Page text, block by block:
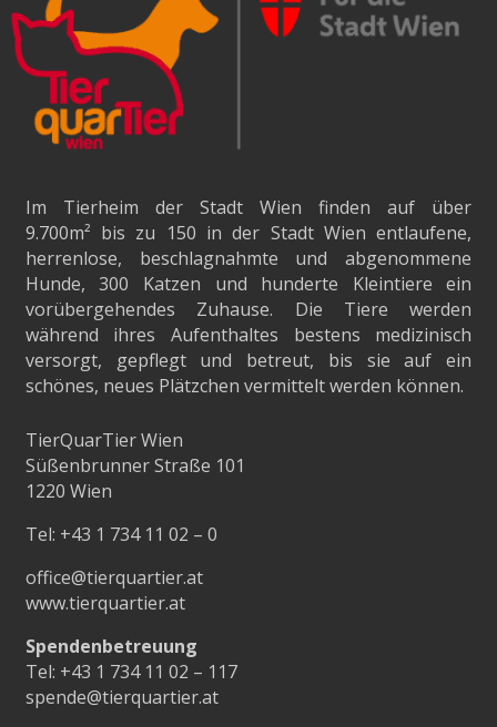
Im Tierheim der Stadt Wien finden auf über
9.700m² bis zu 150 in der Stadt Wien entlaufene,
herrenlose, beschlagnahmte und abgenommene
Hunde, 300 Katzen und hunderte Kleintiere ein
vorübergehendes Zuhause. Die Tiere werden
während ihres Aufenthaltes bestens medizinisch
versorgt, gepflegt und betreut, bis sie auf ein
schönes, neues Plätzchen vermittelt werden können.
TierQuarTier Wien
Süßenbrunner Straße 101
1220 Wien
Tel: +43 1 734 11 02 – 0
office@tierquartier.at
www.tierquartier.at
Spendenbetreuung
Tel: +43 1 734 11 02 – 117
spende@tierquartier.at